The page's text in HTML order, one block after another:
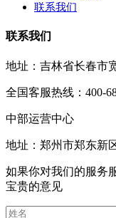
联系我们
联系我们
地址：吉林省长春市
全国客服热线：400-
中部运营中心
地址：郑州市郑东新
如果你对我们的服务
宝贵的意见